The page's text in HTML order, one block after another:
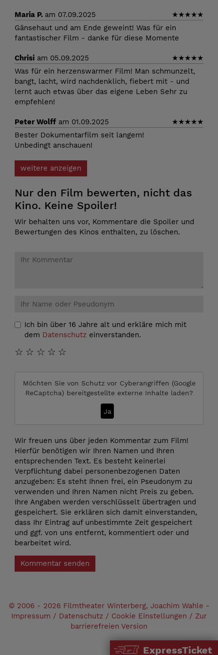
ExpressTicket
Maria P. am 07.09.2025 ★★★★★
Gänsehaut und am Ende geweint! Was für ein
fantastischer Film - danke für diese Momente
Chrisi am 05.09.2025 ★★★★★
Was für ein herzenswarmer Film! Man schmunzelt,
bangt, lacht, wird nachdenklich, fiebert mit - und
lernt auch etwas über das eigene Leben Sehr zu
empfehlen!
Peter Wolff am 01.09.2025 ★★★★★
Bester Dokumentarfilm seit langem!
Unbedingt anschauen!
weitere anzeigen
Nur den Film bewerten, nicht das
Kino. Keine Spoiler!
Wir behalten uns vor, Kommentare die Spoiler und
Bewertungen des Kinos enthalten, zu löschen.
Ich bin über 16 Jahre alt und erkläre mich mit
dem Datenschutz einverstanden.
☆
☆
☆
☆
☆
Möchten Sie von Schutz vor Cyberangriffen (Google
ReCaptcha) bereitgestellte externe Inhalte laden?
Ja
Wir freuen uns über jeden Kommentar zum Film!
Hierfür benötigen wir Ihren Namen und Ihren
entsprechenden Text. Es besteht keinerlei
Verpflichtung dabei personenbezogenen Daten
anzugeben: Es steht Ihnen frei, ein Pseudonym zu
verwenden und Ihren Namen nicht Preis zu geben.
Ihre Angaben werden verschlüsselt übertragen und
gespeichert. Sie erklären sich damit einverstanden,
dass Ihr Eintrag auf unbestimmte Zeit gespeichert
und ggf. von uns entfernt, kommentiert oder und
bearbeitet wird.
Kommentar senden
© 2006 - 2026 Filmtheater Winterberg, Joachim Wahle -
Impressum / Datenschutz / Cookie Einstellungen / Zur
barrierefreien Version